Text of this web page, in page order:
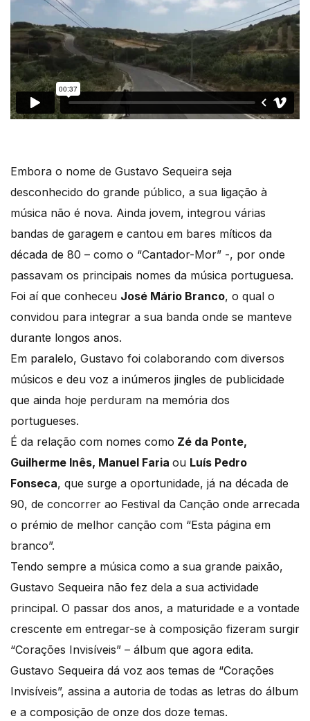
Embora o nome de Gustavo Sequeira seja
desconhecido do grande público, a sua ligação à
música não é nova. Ainda jovem, integrou várias
bandas de garagem e cantou em bares míticos da
década de 80 – como o “Cantador-Mor” -, por onde
passavam os principais nomes da música portuguesa.
Foi aí que conheceu José Mário Branco, o qual o
convidou para integrar a sua banda onde se manteve
durante longos anos.
Em paralelo, Gustavo foi colaborando com diversos
músicos e deu voz a inúmeros jingles de publicidade
que ainda hoje perduram na memória dos
portugueses.
É da relação com nomes como Zé da Ponte,
Guilherme Inês, Manuel Faria ou Luís Pedro
Fonseca, que surge a oportunidade, já na década de
90, de concorrer ao Festival da Canção onde arrecada
o prémio de melhor canção com “Esta página em
branco”.
Tendo sempre a música como a sua grande paixão,
Gustavo Sequeira não fez dela a sua actividade
principal. O passar dos anos, a maturidade e a vontade
crescente em entregar-se à composição fizeram surgir
“Corações Invisíveis” – álbum que agora edita.
Gustavo Sequeira dá voz aos temas de “Corações
Invisíveis”, assina a autoria de todas as letras do álbum
e a composição de onze dos doze temas.